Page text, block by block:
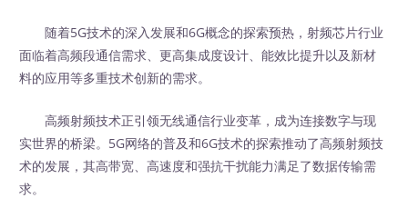
随着5G技术的深入发展和6G概念的探索预热，射频芯片行业
面临着高频段通信需求、更高集成度设计、能效比提升以及新材
料的应用等多重技术创新的需求。
高频射频技术正引领无线通信行业变革，成为连接数字与现
实世界的桥梁。5G网络的普及和6G技术的探索推动了高频射频技
术的发展，其高带宽、高速度和强抗干扰能力满足了数据传输需
求。